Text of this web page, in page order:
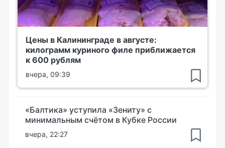
Цены в Калининграде в августе:
килограмм куриного филе приближается
к 600 рублям
вчера, 09:39
«Балтика» уступила «Зениту» с
минимальным счётом в Кубке России
вчера, 22:27